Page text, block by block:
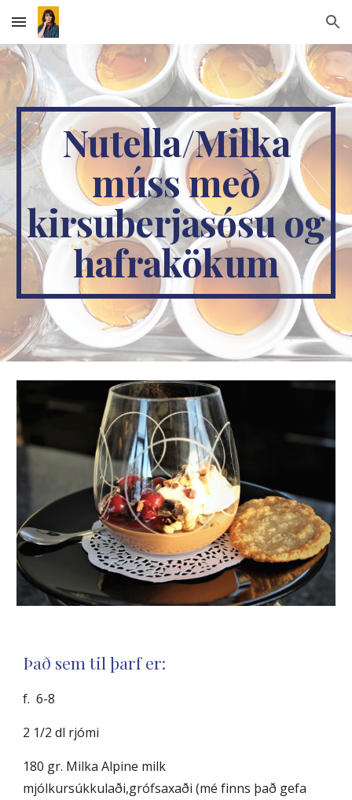
Skip to main content Skip to navigation
Nutella/Milka
múss með
kirsuberjasósu og
hafrakökum
Það sem til þarf er:
f. 6-8
2 1/2 dl rjómi
180 gr. Milka Alpine milk
mjólkursúkkulaði,grófsaxaði (mé finns það gefa